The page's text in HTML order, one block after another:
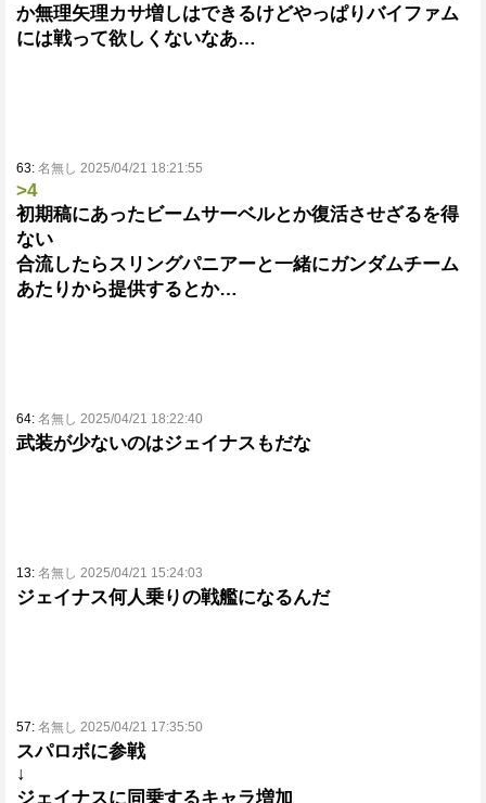
か無理矢理カサ増しはできるけどやっぱりバイファム
には戦って欲しくないなあ…
63: 名無し 2025/04/21 18:21:55
>4
初期稿にあったビームサーベルとか復活させざるを得
ない
合流したらスリングパニアーと一緒にガンダムチーム
あたりから提供するとか…
64: 名無し 2025/04/21 18:22:40
武装が少ないのはジェイナスもだな
13: 名無し 2025/04/21 15:24:03
ジェイナス何人乗りの戦艦になるんだ
57: 名無し 2025/04/21 17:35:50
スパロボに参戦
↓
ジェイナスに同乗するキャラ増加